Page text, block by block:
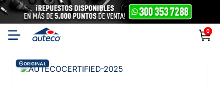
0
ORIGINAL